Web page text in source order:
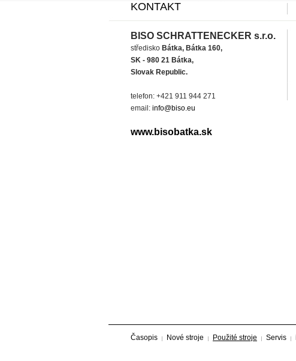
KONTAKT
BISO SCHRATTENECKER s.r.o.
středisko Bátka, Bátka 160,
SK - 980 21 Bátka,
Slovak Republic.
telefon: +421 911 944 271
email: info@biso.eu
www.bisobatka.sk
Časopis Nové stroje Použité stroje Servis